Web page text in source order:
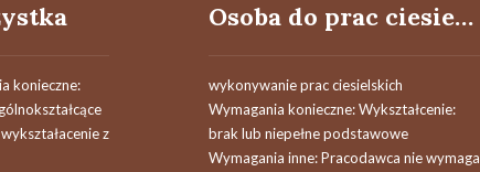
konieczne:
z
Osoba do prac ciesielskich
wykonywanie prac ciesielskich
Wymagania konieczne: Wykształcenie:
brak lub niepełne podstawowe
Wymagania inne: Pracodawca nie wymaga